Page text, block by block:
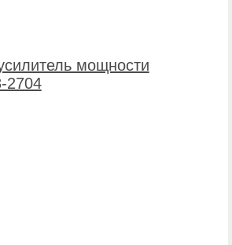
мощности
2704